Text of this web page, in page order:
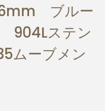
ブルー
904Lステン
ムーブメン